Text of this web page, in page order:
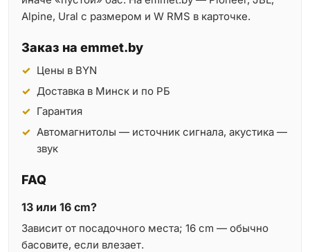
Alpine, Ural с размером и W RMS в карточке.
Заказ на emmet.by
Цены в BYN
Доставка в Минск и по РБ
Гарантия
Автомагнитолы — источник сигнала, акустика —
звук
FAQ
13 или 16 cm?
Зависит от посадочного места; 16 cm — обычно
басовите, если влезает.